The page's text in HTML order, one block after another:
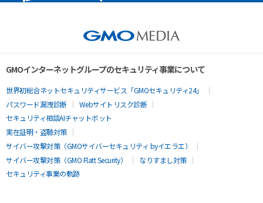
GMOインターネットグループのセキュリティ事業について
世界初総合ネットセキュリティサービス「GMOセキュリティ24」
パスワード漏洩診断
Webサイトリスク診断
セキュリティ相談AIチャットボット
実在証明・盗聴対策
サイバー攻撃対策（GMOサイバーセキュリティ byイエラエ）
サイバー攻撃対策（GMO Flatt Security）
なりすまし対策
セキュリティ事業の軌跡